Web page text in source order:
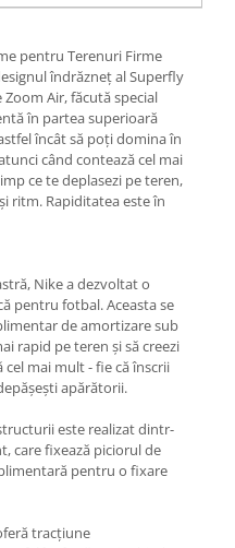
pentru Terenuri Firme
îndrăzneț al Superfly
Air, făcută special
în partea superioară
încât să poți domina în
când contează cel mai
ce te deplasezi pe teren,
ritm. Rapiditatea este în
Nike a dezvoltat o
pentru fotbal. Aceasta se
de amortizare sub
rapid pe teren și să creezi
mai mult - fie că înscrii
apărătorii.
este realizat dintr-
care fixează piciorul de
pentru o fixare
tracțiune